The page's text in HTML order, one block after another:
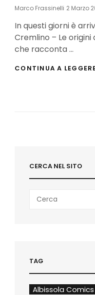
Marco Frassinelli Posted
2 Marzo
In questi giorni è
Cremlino – Le
che racconta …
CONTINUA A
CERCA NEL SITO
for:
TAG
Albissola Comics